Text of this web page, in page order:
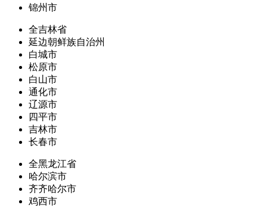
锦州市
全吉林省
延边朝鲜族自治州
白城市
松原市
白山市
通化市
辽源市
四平市
吉林市
长春市
全黑龙江省
哈尔滨市
齐齐哈尔市
鸡西市